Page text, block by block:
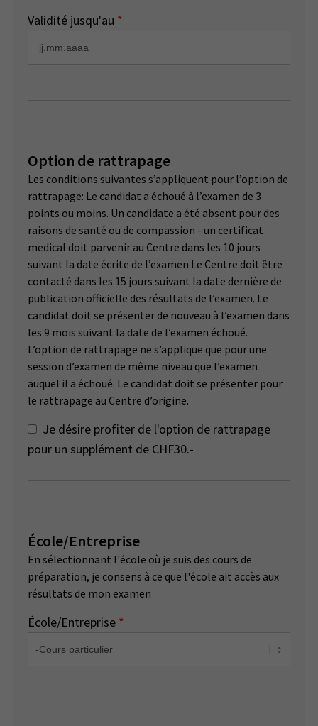
Validité jusqu'au *
Option de rattrapage
Les conditions suivantes s’appliquent pour l’option de
rattrapage: Le candidat a échoué à l’examen de 3
points ou moins. Un candidate a été absent pour des
raisons de santé ou de compassion - un certificat
medical doit parvenir au Centre dans les 10 jours
suivant la date écrite de l’examen Le Centre doit être
contacté dans les 15 jours suivant la date dernière de
publication officielle des résultats de l’examen. Le
candidat doit se présenter de nouveau à l’examen dans
les 9 mois suivant la date de l’examen échoué.
L’option de rattrapage ne s’applique que pour une
session d’examen de même niveau que l’examen
auquel il a échoué. Le candidat doit se présenter pour
le rattrapage au Centre d’origine.
Je désire profiter de l'option de rattrapage
pour un supplément de CHF30.-
École/Entreprise
En sélectionnant l'école où je suis des cours de
préparation, je consens à ce que l'école ait accès aux
résultats de mon examen
École/Entreprise *